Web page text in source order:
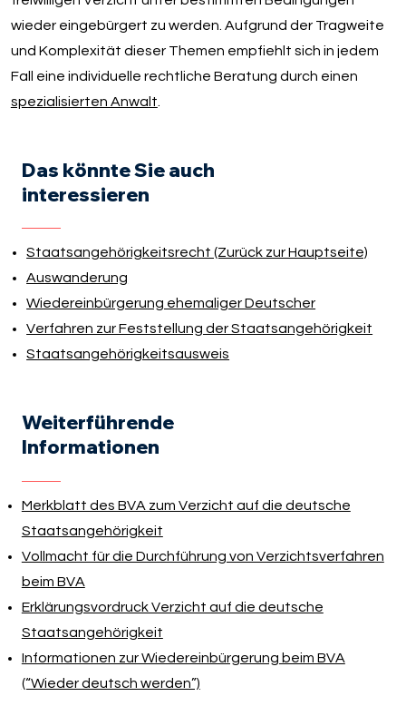
wieder eingebürgert zu werden. Aufgrund der Tragweite
und Komplexität dieser Themen empfiehlt sich in jedem
Fall eine individuelle rechtliche Beratung durch einen
spezialisierten Anwalt
Das könnte Sie auch
interessieren
Staatsangehörigkeitsrecht (Zurück zur Hauptseite)
Auswanderung
Wiedereinbürgerung ehemaliger Deutscher
Verfahren zur Feststellung der Staatsangehörigkeit
Staatsangehörigkeitsausweis
Weiterführende
Informationen
Merkblatt des BVA zum Verzicht auf die deutsche
Staatsangehörigkeit
Vollmacht für die Durchführung von Verzichtsverfahren
beim BVA
Erklärungsvordruck Verzicht auf die deutsche
Staatsangehörigkeit
Informationen zur Wiedereinbürgerung beim BVA
(“Wieder deutsch werden”)